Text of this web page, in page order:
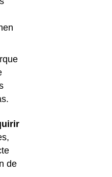
de